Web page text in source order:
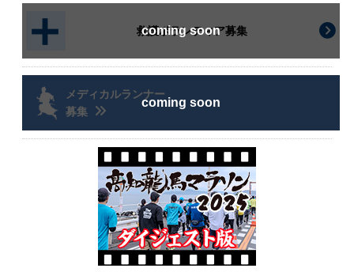
救護ボランティア募集
メディカルランナー
募集